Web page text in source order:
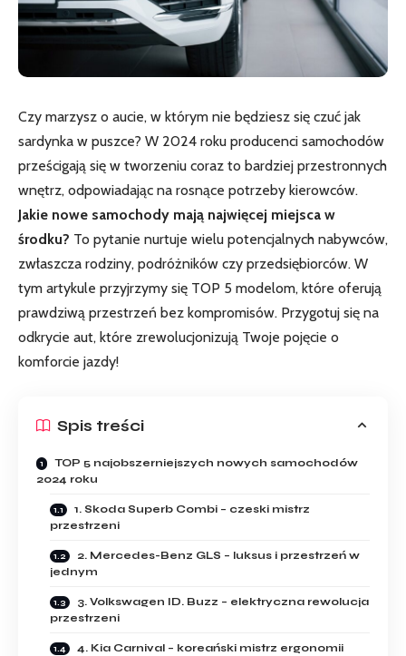
Czy marzysz o aucie, w którym nie będziesz się czuć jak
sardynka w puszce? W 2024 roku producenci samochodów
prześcigają się w tworzeniu coraz to bardziej przestronnych
wnętrz, odpowiadając na rosnące potrzeby kierowców.
Jakie nowe samochody mają najwięcej miejsca w
środku? To pytanie nurtuje wielu potencjalnych nabywców,
zwłaszcza rodziny, podróżników czy przedsiębiorców. W
tym artykule przyjrzymy się TOP 5 modelom, które oferują
prawdziwą przestrzeń bez kompromisów. Przygotuj się na
odkrycie aut, które zrewolucjonizują Twoje pojęcie o
komforcie jazdy!
Spis treści
TOP 5 najobszerniejszych nowych samochodów
2024 roku
1. Skoda Superb Combi – czeski mistrz
przestrzeni
2. Mercedes-Benz GLS – luksus i przestrzeń w
jednym
3. Volkswagen ID. Buzz – elektryczna rewolucja
przestrzeni
4. Kia Carnival – koreański mistrz ergonomii